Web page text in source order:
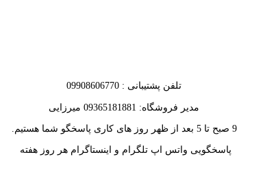
تلفن پشتیبانی : 09908606770
مدیر فروشگاه: 09365181881 میرزایی
9 صبح تا 5 بعد از ظهر روز های کاری پاسخگو شما هستیم.
پاسخگویی واتس اپ تلگرام و اینستاگرام هر روز هفته